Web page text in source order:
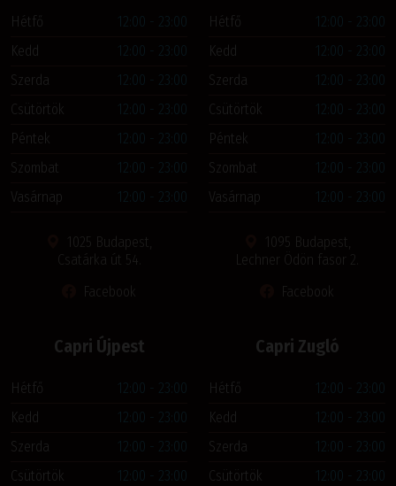
Hétfő
12:00 - 23:00
Kedd
12:00 - 23:00
Szerda
12:00 - 23:00
Csütörtök
12:00 - 23:00
Péntek
12:00 - 23:00
Szombat
12:00 - 23:00
Vasárnap
12:00 - 23:00
1025 Budapest,
Csatárka út 54.
Facebook
Hétfő
12:00 - 23:00
Kedd
12:00 - 23:00
Szerda
12:00 - 23:00
Csütörtök
12:00 - 23:00
Péntek
12:00 - 23:00
Szombat
12:00 - 23:00
Vasárnap
12:00 - 23:00
1095 Budapest,
Lechner Ödön fasor 2.
Facebook
Capri Újpest
Hétfő
12:00 - 23:00
Kedd
12:00 - 23:00
Szerda
12:00 - 23:00
Csütörtök
12:00 - 23:00
Capri Zugló
Hétfő
12:00 - 23:00
Kedd
12:00 - 23:00
Szerda
12:00 - 23:00
Csütörtök
12:00 - 23:00